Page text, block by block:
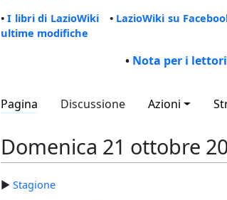
•I libri di LazioWiki• LazioWiki su
ultime modifiche
• Nota per i
Pagina Discussione Azioni
Domenica 21 ottobre
► Stagione